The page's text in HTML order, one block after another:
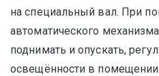
на специальный вал. При
автоматического
поднимать и опускать,
освещённости в помещении.